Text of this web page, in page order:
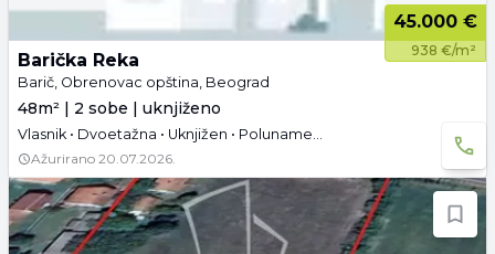
45.000 €
938 €/m²
Barička Reka
Barič, Obrenovac opština, Beograd
48m² | 2 sobe | uknjiženo
Vlasnik • Dvoetažna • Uknjižen • Polunamešteno • Tavan • Parking
Ažurirano 20.07.2026.